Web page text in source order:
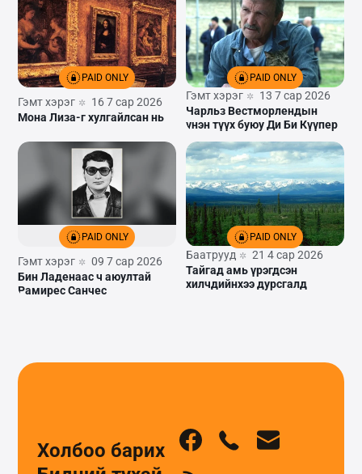
PAID ONLY
Гэмт хэрэг
16 7 сар 2026
Мона Лиза-г хулгайлсан нь
PAID ONLY
Гэмт хэрэг
13 7 сар 2026
Чарльз Вестморлендын
үнэн түүх буюу Ди Би Күүпер
PAID ONLY
Гэмт хэрэг
09 7 сар 2026
Бин Ладенаас ч аюултай
Рамирес Санчес
PAID ONLY
Баатрууд
21 4 сар 2026
Тайгад амь үрэгдсэн
хилчдийнхээ дурсгалд
Холбоо барих